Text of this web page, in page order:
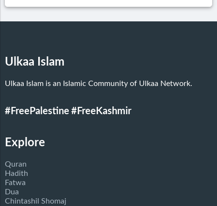
Ulkaa Islam
Ulkaa Islam is an Islamic Community of Ulkaa Network.
#FreePalestine #FreeKashmir
Explore
Quran
Hadith
Fatwa
Dua
Chintashil Shomaj